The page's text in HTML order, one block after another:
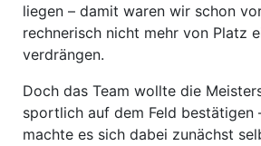
liegen – damit waren wir schon
rechnerisch nicht mehr von Platz
verdrängen.
Doch das Team wollte die
sportlich auf dem Feld bestätigen
machte es sich dabei zunächst